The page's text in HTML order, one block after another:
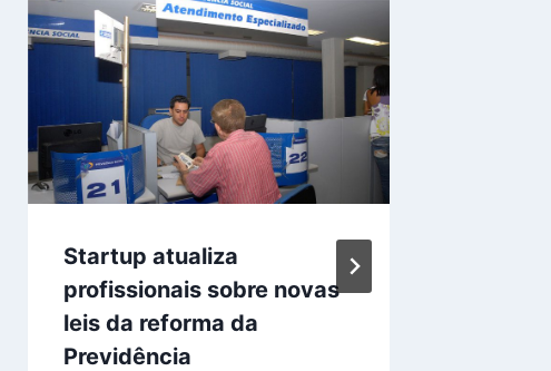
Startup atualiza
profissionais sobre novas
leis da reforma da
Previdência